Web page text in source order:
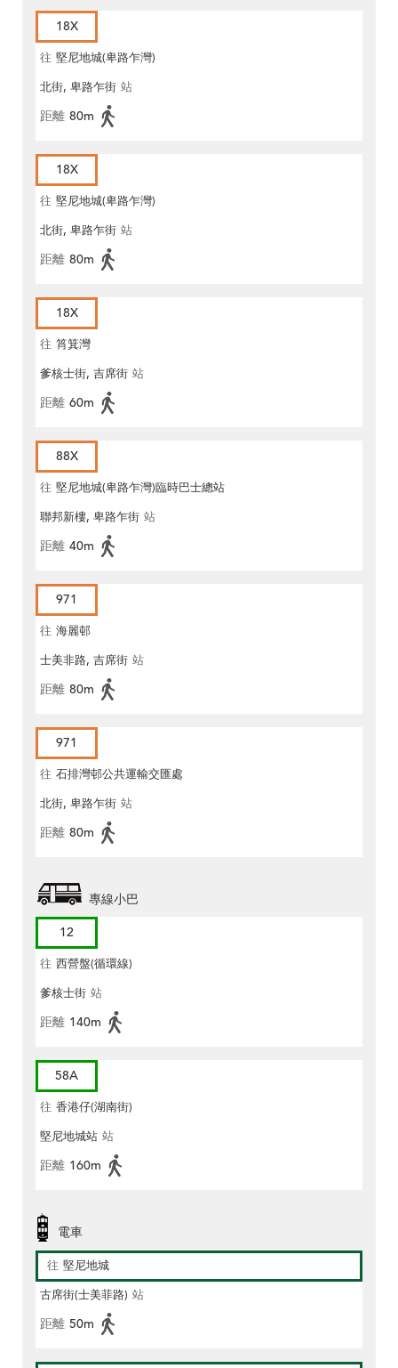
18X
往 堅尼地城(卑路乍灣)
北街, 卑路乍街 站
距離 80m
18X
往 堅尼地城(卑路乍灣)
北街, 卑路乍街 站
距離 80m
18X
往 筲箕灣
爹核士街, 吉席街 站
距離 60m
88X
往 堅尼地城(卑路乍灣)臨時巴士總站
聯邦新樓, 卑路乍街 站
距離 40m
971
往 海麗邨
士美非路, 吉席街 站
距離 80m
971
往 石排灣邨公共運輸交匯處
北街, 卑路乍街 站
距離 80m
專線小巴
12
往 西營盤(循環線)
爹核士街 站
距離 140m
58A
往 香港仔(湖南街)
堅尼地城站 站
距離 160m
電車
往 堅尼地城
古席街(士美菲路) 站
距離 50m